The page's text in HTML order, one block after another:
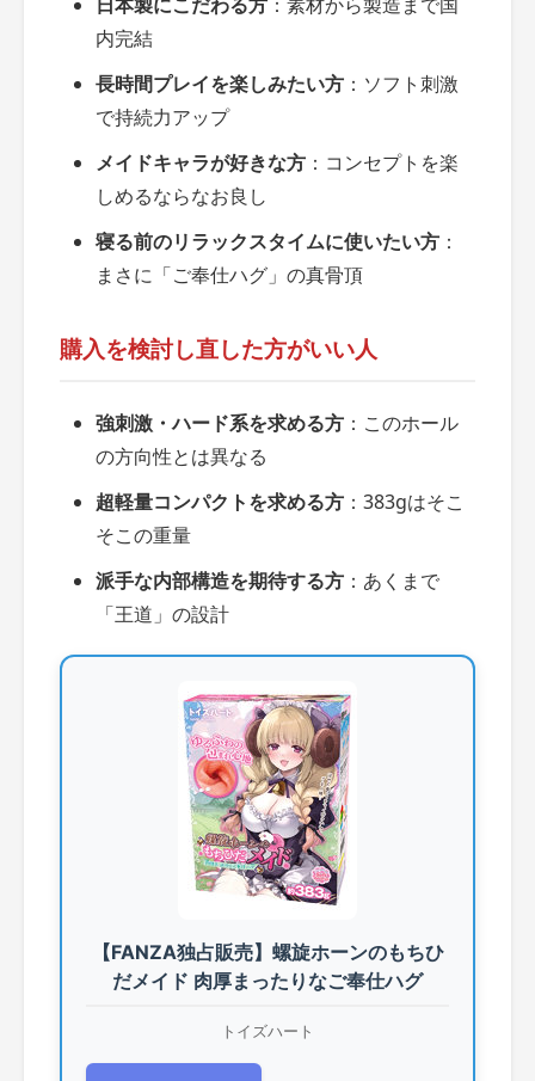
内完結
長時間プレイを楽しみたい方 ：ソフト刺激
で持続力アップ
メイドキャラが好きな方 ：コンセプトを楽
しめるならなお良し
寝る前のリラックスタイムに使いたい方 ：
まさに「ご奉仕ハグ」の真骨頂
購入を検討し直した方がいい人
強刺激・ハード系を求める方 ：このホール
の方向性とは異なる
超軽量コンパクトを求める方 ：383gはそこ
そこの重量
派手な内部構造を期待する方 ：あくまで
「王道」の設計
【FANZA独占販売】螺旋ホーンのもちひ
だメイド 肉厚まったりなご奉仕ハグ
トイズハート